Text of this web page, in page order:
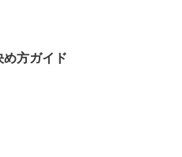
め方ガイド